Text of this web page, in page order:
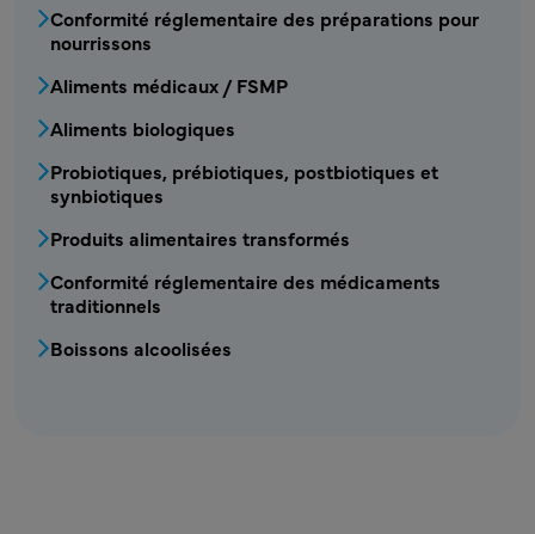
Conformité réglementaire des préparations pour
nourrissons
Aliments médicaux / FSMP
Aliments biologiques
Probiotiques, prébiotiques, postbiotiques et
synbiotiques
Produits alimentaires transformés
Conformité réglementaire des médicaments
traditionnels
Boissons alcoolisées